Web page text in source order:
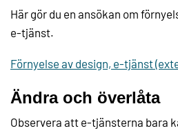
Här gör du en ansökan om
e-tjänst.
Förnyelse av design, e-tjänst
Ändra och överlåta
Observera att e-tjänsterna bara